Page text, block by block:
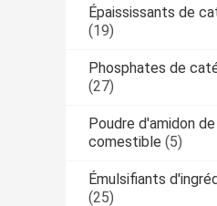
Épaississants de
(19)
Phosphates de
(27)
Poudre d'amidon
comestible (5)
Émulsifiants
(25)